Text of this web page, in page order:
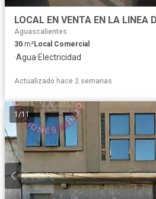
LOCAL EN VENTA EN LA LINEA
Aguascalientes
30 m²Local Comercial
·Agua·Electricidad
Actualizado hace 2 semanas
1/11